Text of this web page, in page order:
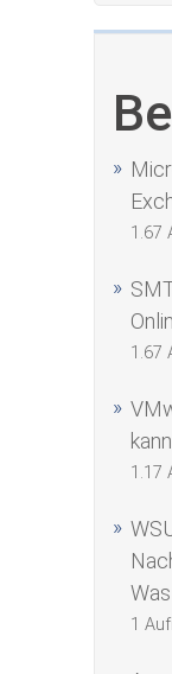
1.67
1.67
1.17
1